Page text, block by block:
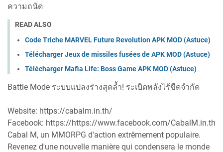
ความถนัด
READ ALSO
Code Triche MARVEL Future Revolution APK MOD (Astuce)
Télécharger Jeux de missiles fusées de APK MOD (Astuce)
Télécharger Mafia Life: Boss Game APK MOD (Astuce)
Battle Mode ระบบแปลงร่างสุดล้ำ! ระเบิดพลังไร้ขีดจำกัด
Website: https://cabalm.in.th/
Facebook: https://https://www.facebook.com/CabalM.in.th
Cabal M, un MMORPG d'action extrêmement populaire.
Revenez d'une nouvelle manière qui condensera le monde